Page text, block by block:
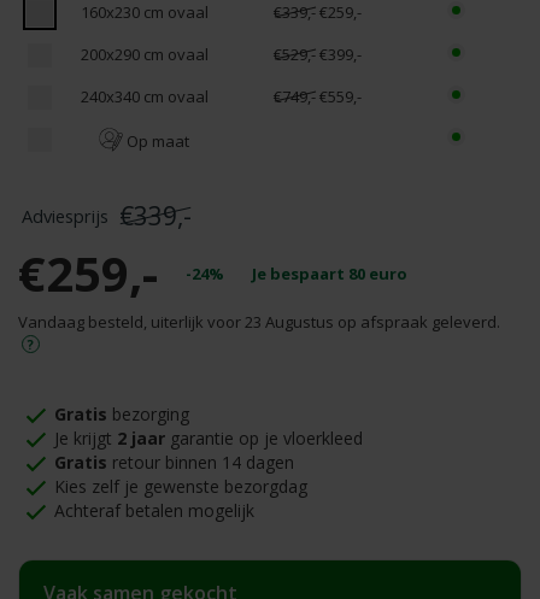
160x230 cm ovaal
€339,-€259,-
200x290 cm ovaal
€529,-€399,-
240x340 cm ovaal
€749,-€559,-
Op maat
€339,-
€259,- -24% Je bespaart 80 euro
Vandaag besteld, uiterlijk voor 23 Augustus op afspraak geleverd.
Gratis bezorging
Je krijgt 2 jaar garantie op je vloerkleed
Gratis retour binnen 14 dagen
Kies zelf je gewenste bezorgdag
Achteraf betalen mogelijk
Vaak samen gekocht